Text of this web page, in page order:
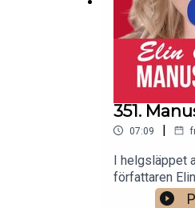
351.
07:09 |
I helgsläppet
författaren